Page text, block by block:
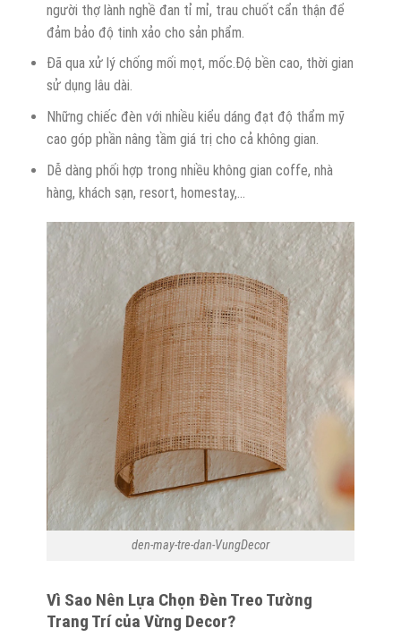
người thợ lành nghề đan tỉ mỉ, trau chuốt cẩn thận để
đảm bảo độ tinh xảo cho sản phẩm.
Đã qua xử lý chống mối mọt, mốc.Độ bền cao, thời gian
sử dụng lâu dài.
Những chiếc đèn với nhiều kiểu dáng đạt độ thẩm mỹ
cao góp phần nâng tầm giá trị cho cả không gian.
Dễ dàng phối hợp trong nhiều không gian coffe, nhà
hàng, khách sạn, resort, homestay,…
den-may-tre-dan-VungDecor
Vì Sao Nên Lựa Chọn Đèn Treo Tường
Trang Trí của Vừng Decor?